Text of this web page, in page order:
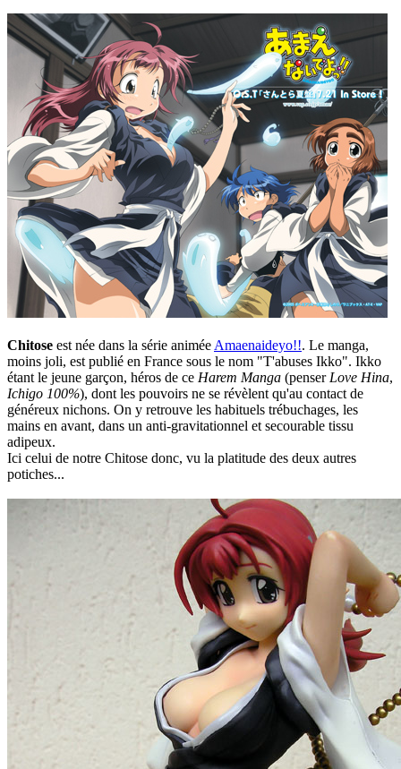
Chitose est née dans la série animée Amaenaideyo!!. Le manga,
moins joli, est publié en France sous le nom "T'abuses Ikko". Ikko
étant le jeune garçon, héros de ce Harem Manga (penser Love Hina,
Ichigo 100%), dont les pouvoirs ne se révèlent qu'au contact de
généreux nichons. On y retrouve les habituels trébuchages, les
mains en avant, dans un anti-gravitationnel et secourable tissu
adipeux.
Ici celui de notre Chitose donc, vu la platitude des deux autres
potiches...